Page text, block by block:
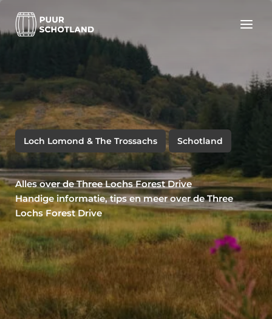
naar
de
Loch Lomond & The Trossachs Schotland
Alles over de Three Lochs Forest Drive
Handige informatie, tips en meer over de Three
Lochs Forest Drive